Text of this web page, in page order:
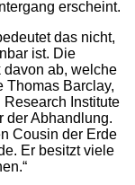
erscheint.
das nicht,
ist. Die
davon ab, welche
Thomas Barclay,
Institute
der Abhandlung.
Cousin der Erde
Er besitzt viele